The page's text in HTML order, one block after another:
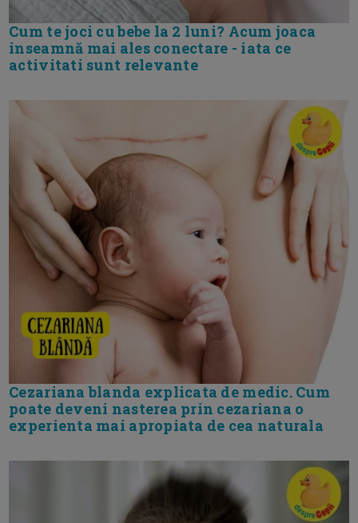
Cum te joci cu bebe la 2 luni? Acum joaca
inseamnă mai ales conectare - iata ce
activitati sunt relevante
Cezariana blanda explicata de medic. Cum
poate deveni nasterea prin cezariana o
experienta mai apropiata de cea naturala